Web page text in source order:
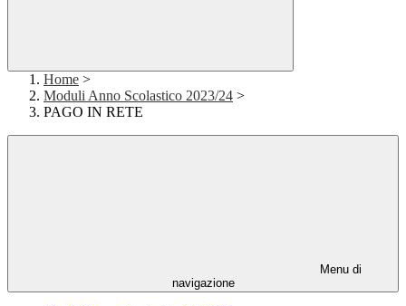
Home >
Moduli Anno Scolastico 2023/24 >
PAGO IN RETE
Menu di
navigazione